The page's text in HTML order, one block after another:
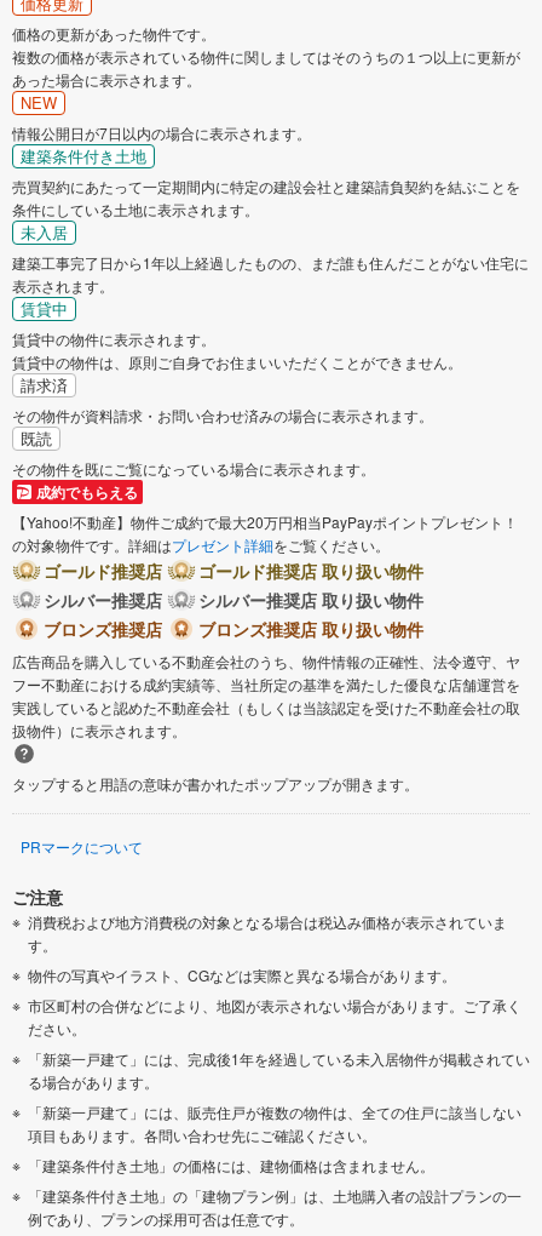
価格の更新があった物件です。
複数の価格が表示されている物件に関しましてはそのうちの１つ以上に更新が
あった場合に表示されます。
NEW
情報公開日が7日以内の場合に表示されます。
建築条件付き土地
売買契約にあたって一定期間内に特定の建設会社と建築請負契約を結ぶことを
条件にしている土地に表示されます。
未入居
建築工事完了日から1年以上経過したものの、まだ誰も住んだことがない住宅に
表示されます。
賃貸中
賃貸中の物件に表示されます。
賃貸中の物件は、原則ご自身でお住まいいただくことができません。
請求済
その物件が資料請求・お問い合わせ済みの場合に表示されます。
既読
その物件を既にご覧になっている場合に表示されます。
成約でもらえる
【Yahoo!不動産】物件ご成約で最大20万円相当PayPayポイントプレゼント！
の対象物件です。詳細はプレゼント詳細をご覧ください。
ゴールド推奨店
ゴールド推奨店 取り扱い物件
シルバー推奨店
シルバー推奨店 取り扱い物件
ブロンズ推奨店
ブロンズ推奨店 取り扱い物件
広告商品を購入している不動産会社のうち、物件情報の正確性、法令遵守、ヤ
フー不動産における成約実績等、当社所定の基準を満たした優良な店舗運営を
実践していると認めた不動産会社（もしくは当該認定を受けた不動産会社の取
扱物件）に表示されます。
タップすると用語の意味が書かれたポップアップが開きます。
PRマークについて
ご注意
消費税および地方消費税の対象となる場合は税込み価格が表示されていま
す。
物件の写真やイラスト、CGなどは実際と異なる場合があります。
市区町村の合併などにより、地図が表示されない場合があります。ご了承く
ださい。
「新築一戸建て」には、完成後1年を経過している未入居物件が掲載されてい
る場合があります。
「新築一戸建て」には、販売住戸が複数の物件は、全ての住戸に該当しない
項目もあります。各問い合わせ先にご確認ください。
「建築条件付き土地」の価格には、建物価格は含まれません。
「建築条件付き土地」の「建物プラン例」は、土地購入者の設計プランの一
例であり、プランの採用可否は任意です。